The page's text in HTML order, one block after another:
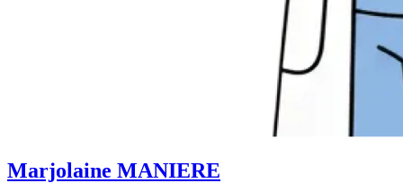
Marjolaine MANIERE